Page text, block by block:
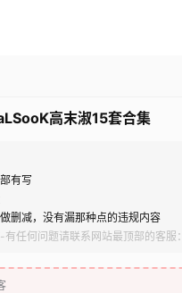
高末淑15套合集
有写
删减，没有漏那种点的违规内容
任何问题请联系网站最顶部的客服：